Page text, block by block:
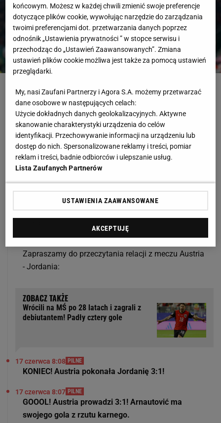
Austria Mistrzostwa Świata Mundial Piłka Nożna
RELACJA NA ŻYWO Zakończona Najnowsze
17 czerwca 8:14
Dziękujemy państwu za śledzenie relacji na żywo ze
spotkania Austria - Jordania. I zapraszamy już na
kolejne relacje. Najbliższa z nich o godz. 19:00, kiedy
Portugalia zmierzy się z Demokratyczną Republiką
Zapraszamy do przeczytania relacji z meczu Austria
- Jordania:
Wrócili na MŚ po 28 latach i zagrali z
debiutantem! Padły cztery gole
17 czerwca 8:08 PILNE
KONIEC! Austria pokonała Jordanię 3:1!
17 czerwca 8:07 PILNE
GOOOL! Austria prowadzi 3:1! Arnautović ma
swojego gola z rzutu karnego.
końcowym. Możesz w każdej chwili zmienić swoje preferencje
dotyczące plików cookie, wywołując narzędzie do zarządzania
twoimi preferencjami dot. przetwarzania danych poprzez
odnośnik „Ustawienia prywatności ” w stopce serwisu i
przechodząc do „Ustawień Zaawansowanych”. Zmiana
ustawień plików cookie możliwa jest także za pomocą ustawień
przeglądarki.
My, nasi Zaufani Partnerzy i Agora S.A. możemy przetwarzać
dane osobowe w następujących celach:
Użycie dokładnych danych geolokalizacyjnych. Aktywne
skanowanie charakterystyki urządzenia do celów
identyfikacji. Przechowywanie informacji na urządzeniu lub
dostęp do nich. Spersonalizowane reklamy i treści, pomiar
reklam i treści, badnie odbiorców i ulepszanie usług.
Lista Zaufanych Partnerów
USTAWIENIA ZAAWANSOWANE
AKCEPTUJĘ